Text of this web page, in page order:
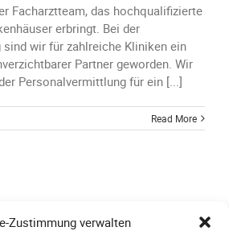
Zustimmung verwalten
Facharztteam, das hochqualifizierte
erbringt. Bei der
wir für zahlreiche Kliniken ein
Partner geworden. Wir
Personalvermittlung für ein [...]
Read More